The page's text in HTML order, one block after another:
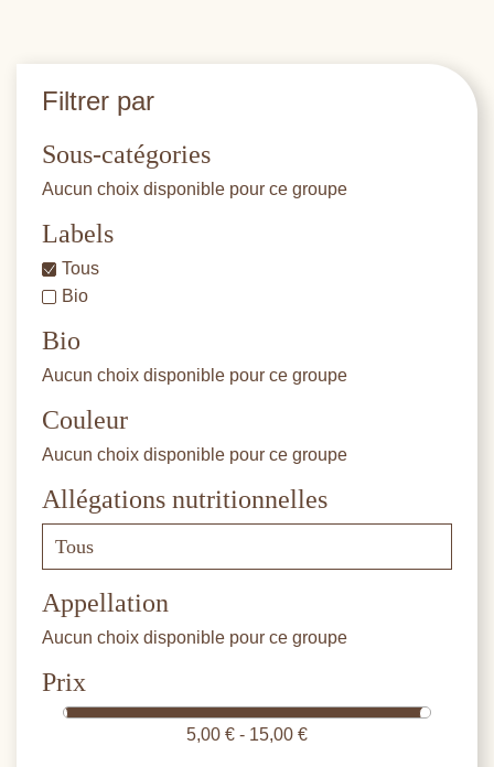
Filtrer par
Sous-catégories
Aucun choix disponible pour ce groupe
Labels
Tous
Bio
Bio
Aucun choix disponible pour ce groupe
Couleur
Aucun choix disponible pour ce groupe
Allégations nutritionnelles
Appellation
Aucun choix disponible pour ce groupe
Prix
5,00 € - 15,00 €